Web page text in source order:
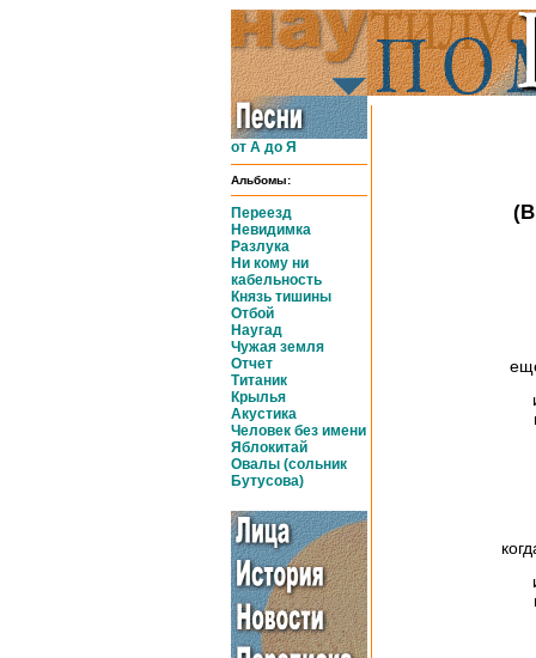
от А до Я
Альбомы:
Переезд
Невидимка
Разлука
Ни кому ни
кабельность
Князь тишины
Отбой
Наугад
Чужая земля
Отчет
Титаник
Крылья
Акустика
Человек без имени
Яблокитай
Овалы (сольник
Бутусова)